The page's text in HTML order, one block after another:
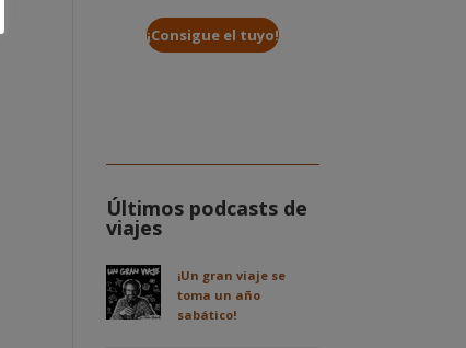
¡Consigue el tuyo!
Últimos podcasts de
viajes
¡Un gran viaje se
toma un año
sabático!